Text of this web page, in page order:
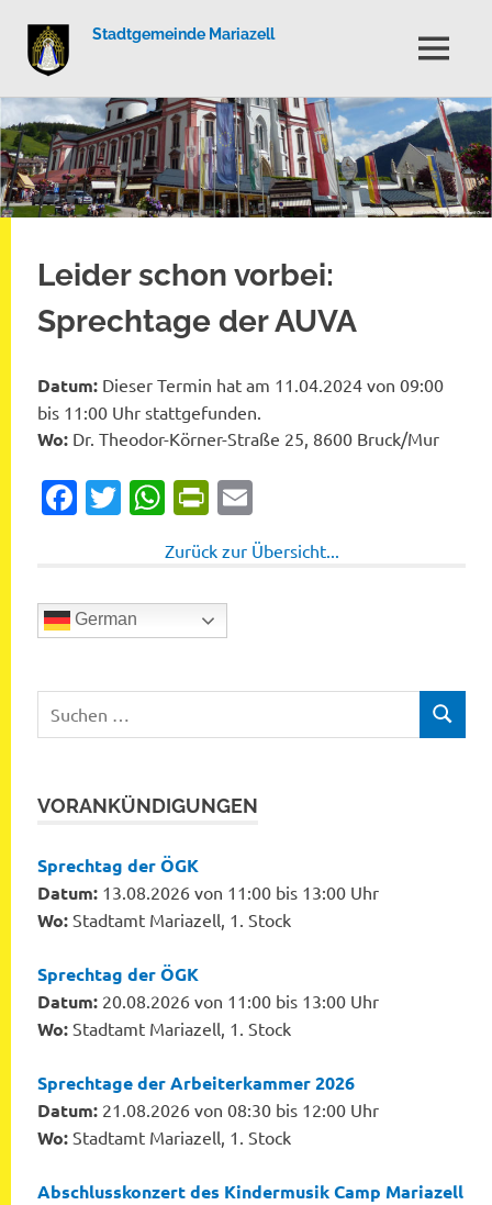
Zum
Inhalt
springen
Stadtgemeinde Mariazell
MENÜ
Leider schon vorbei:
Sprechtage der AUVA
Datum: Dieser Termin hat am 11.04.2024 von 09:00
bis 11:00 Uhr stattgefunden.
Wo: Dr. Theodor-Körner-Straße 25, 8600 Bruck/Mur
Facebook
Twitter
WhatsApp
PrintFriendly
Zurück zur Übersicht...
German
nach:
SUCHEN
VORANKÜNDIGUNGEN
Sprechtag der ÖGK
Datum: 13.08.2026 von 11:00 bis 13:00 Uhr
Wo: Stadtamt Mariazell, 1. Stock
Sprechtag der ÖGK
Datum: 20.08.2026 von 11:00 bis 13:00 Uhr
Wo: Stadtamt Mariazell, 1. Stock
Sprechtage der Arbeiterkammer 2026
Datum: 21.08.2026 von 08:30 bis 12:00 Uhr
Wo: Stadtamt Mariazell, 1. Stock
Abschlusskonzert des Kindermusik Camp Mariazell